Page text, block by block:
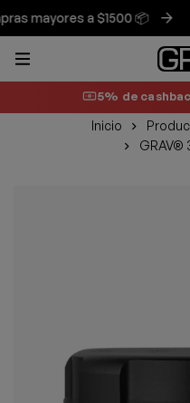
mayores a $1500 📦
5% de
Inicio
GRAV®